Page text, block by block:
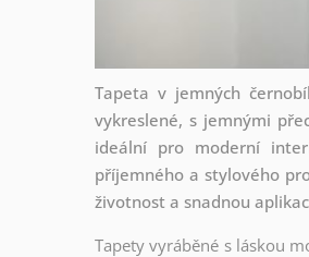
Tapeta v jemných
vykreslené, s jemnými
ideální pro moderní
příjemného a stylového
životnost a snadnou
Tapety vyráběné s láskou